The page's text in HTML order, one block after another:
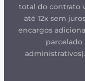
total do contrato
até 12x sem
encargos
parcelado